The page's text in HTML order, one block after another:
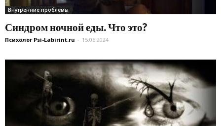
Внутренние проблемы
Синдром ночной еды. Что это?
Психолог Psi-Labirint.ru - 15.06.2024